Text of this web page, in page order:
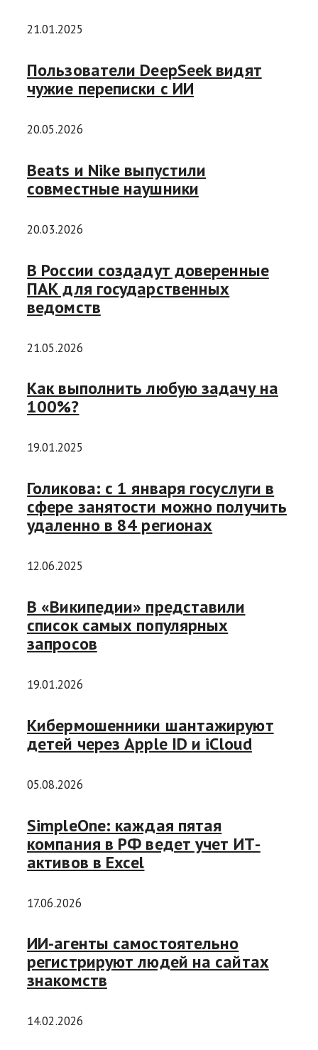
21.01.2025
Пользователи DeepSeek видят
чужие переписки с ИИ
20.05.2026
Beats и Nike выпустили
совместные наушники
20.03.2026
В России создадут доверенные
ПАК для государственных
ведомств
21.05.2026
Как выполнить любую задачу на
100%?
19.01.2025
Голикова: с 1 января госуслуги в
сфере занятости можно получить
удаленно в 84 регионах
12.06.2025
В «Википедии» представили
список самых популярных
запросов
19.01.2026
Кибермошенники шантажируют
детей через Apple ID и iCloud
05.08.2026
SimpleOne: каждая пятая
компания в РФ ведет учет ИТ-
активов в Excel
17.06.2026
ИИ-агенты самостоятельно
регистрируют людей на сайтах
знакомств
14.02.2026